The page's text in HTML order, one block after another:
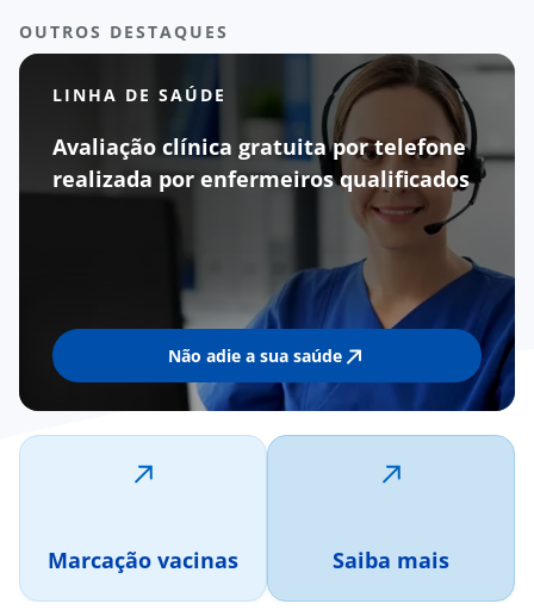
OUTROS DESTAQUES
LINHA DE SAÚDE
Não adie a sua saúde
Avaliação clínica gratuita por telefone
realizada por enfermeiros qualificados
Marcação vacinas Saiba mais